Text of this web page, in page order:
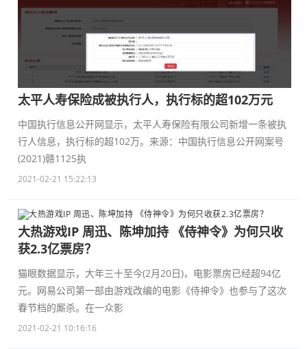
太平人寿保险成被执行人，执行标的超102万元
中国执行信息公开网显示，太平人寿保险有限公司新增一条被执
行人信息，执行标的超102万。来源：中国执行信息公开网案号
(2021)赣1125执
2021-02-21 15:22:13
大热游戏IP 周迅、陈坤加持 《侍神令》为何只收
获2.3亿票房？
猫眼数据显示，大年三十至今(2月20日)，电影票房已经超94亿
元。网易公司第一部由游戏改编的电影《侍神令》也参与了这次
春节档的厮杀。在一众影
2021-02-21 10:16:16